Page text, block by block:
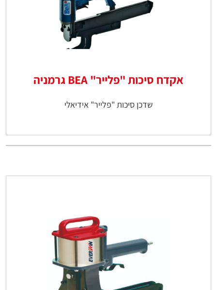
אקדח סיכות "פלייר" BEA גרמניה
שדכן סיכות "פלייר" אידיאלי